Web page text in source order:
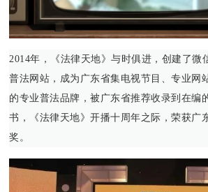
2014年，《法律天地》与时俱进，创建了微
普法网站，成为广东省集电视节目、专业网
的专业普法品牌，被广东省推荐收录到在编
书，《法律天地》开播十周年之际，荣获广
奖。